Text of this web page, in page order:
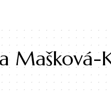
Mašková-